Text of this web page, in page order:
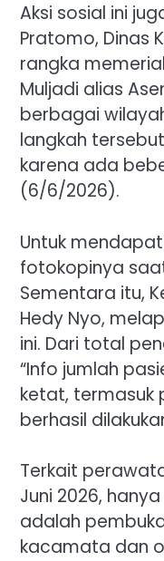
Aksi sosial ini
Pratomo, Dinas
rangka
Muljadi alias
berbagai
langkah
karena ada
(6/6/2026).
Untuk
fotokopinya
Sementara itu,
Hedy Nyo,
ini. Dari total
“Info jumlah
ketat, termasuk
berhasil
Terkait
Juni 2026,
adalah
kacamata dan